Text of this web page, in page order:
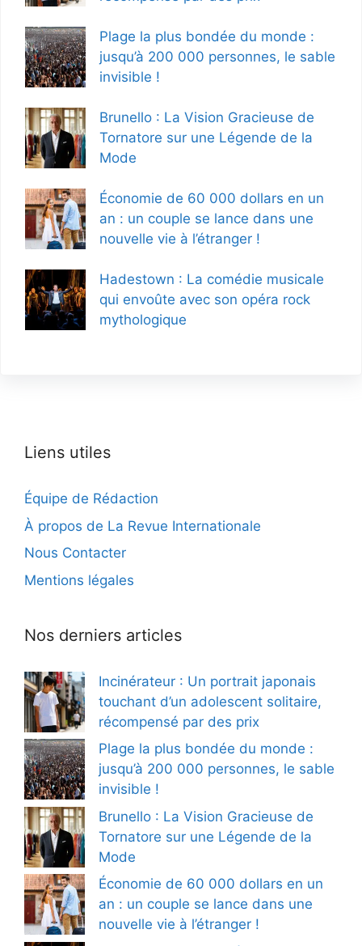
Plage la plus bondée du monde :
jusqu’à 200 000 personnes, le sable
invisible !
Brunello : La Vision Gracieuse de
Tornatore sur une Légende de la
Mode
Économie de 60 000 dollars en un
an : un couple se lance dans une
nouvelle vie à l’étranger !
Hadestown : La comédie musicale
qui envoûte avec son opéra rock
mythologique
Liens utiles
Équipe de Rédaction
À propos de La Revue Internationale
Nous Contacter
Mentions légales
Nos derniers articles
Incinérateur : Un portrait japonais
touchant d’un adolescent solitaire,
récompensé par des prix
Plage la plus bondée du monde :
jusqu’à 200 000 personnes, le sable
invisible !
Brunello : La Vision Gracieuse de
Tornatore sur une Légende de la
Mode
Économie de 60 000 dollars en un
an : un couple se lance dans une
nouvelle vie à l’étranger !